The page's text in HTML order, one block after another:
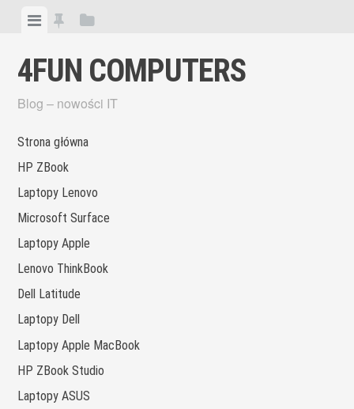
Skip
content
ViewView
posts
View
4FUN COMPUTERS
Blog – nowości IT
Strona główna
HP ZBook
Laptopy Lenovo
Microsoft Surface
Laptopy Apple
Lenovo ThinkBook
Dell Latitude
Laptopy Dell
Laptopy Apple MacBook
HP ZBook Studio
Laptopy ASUS